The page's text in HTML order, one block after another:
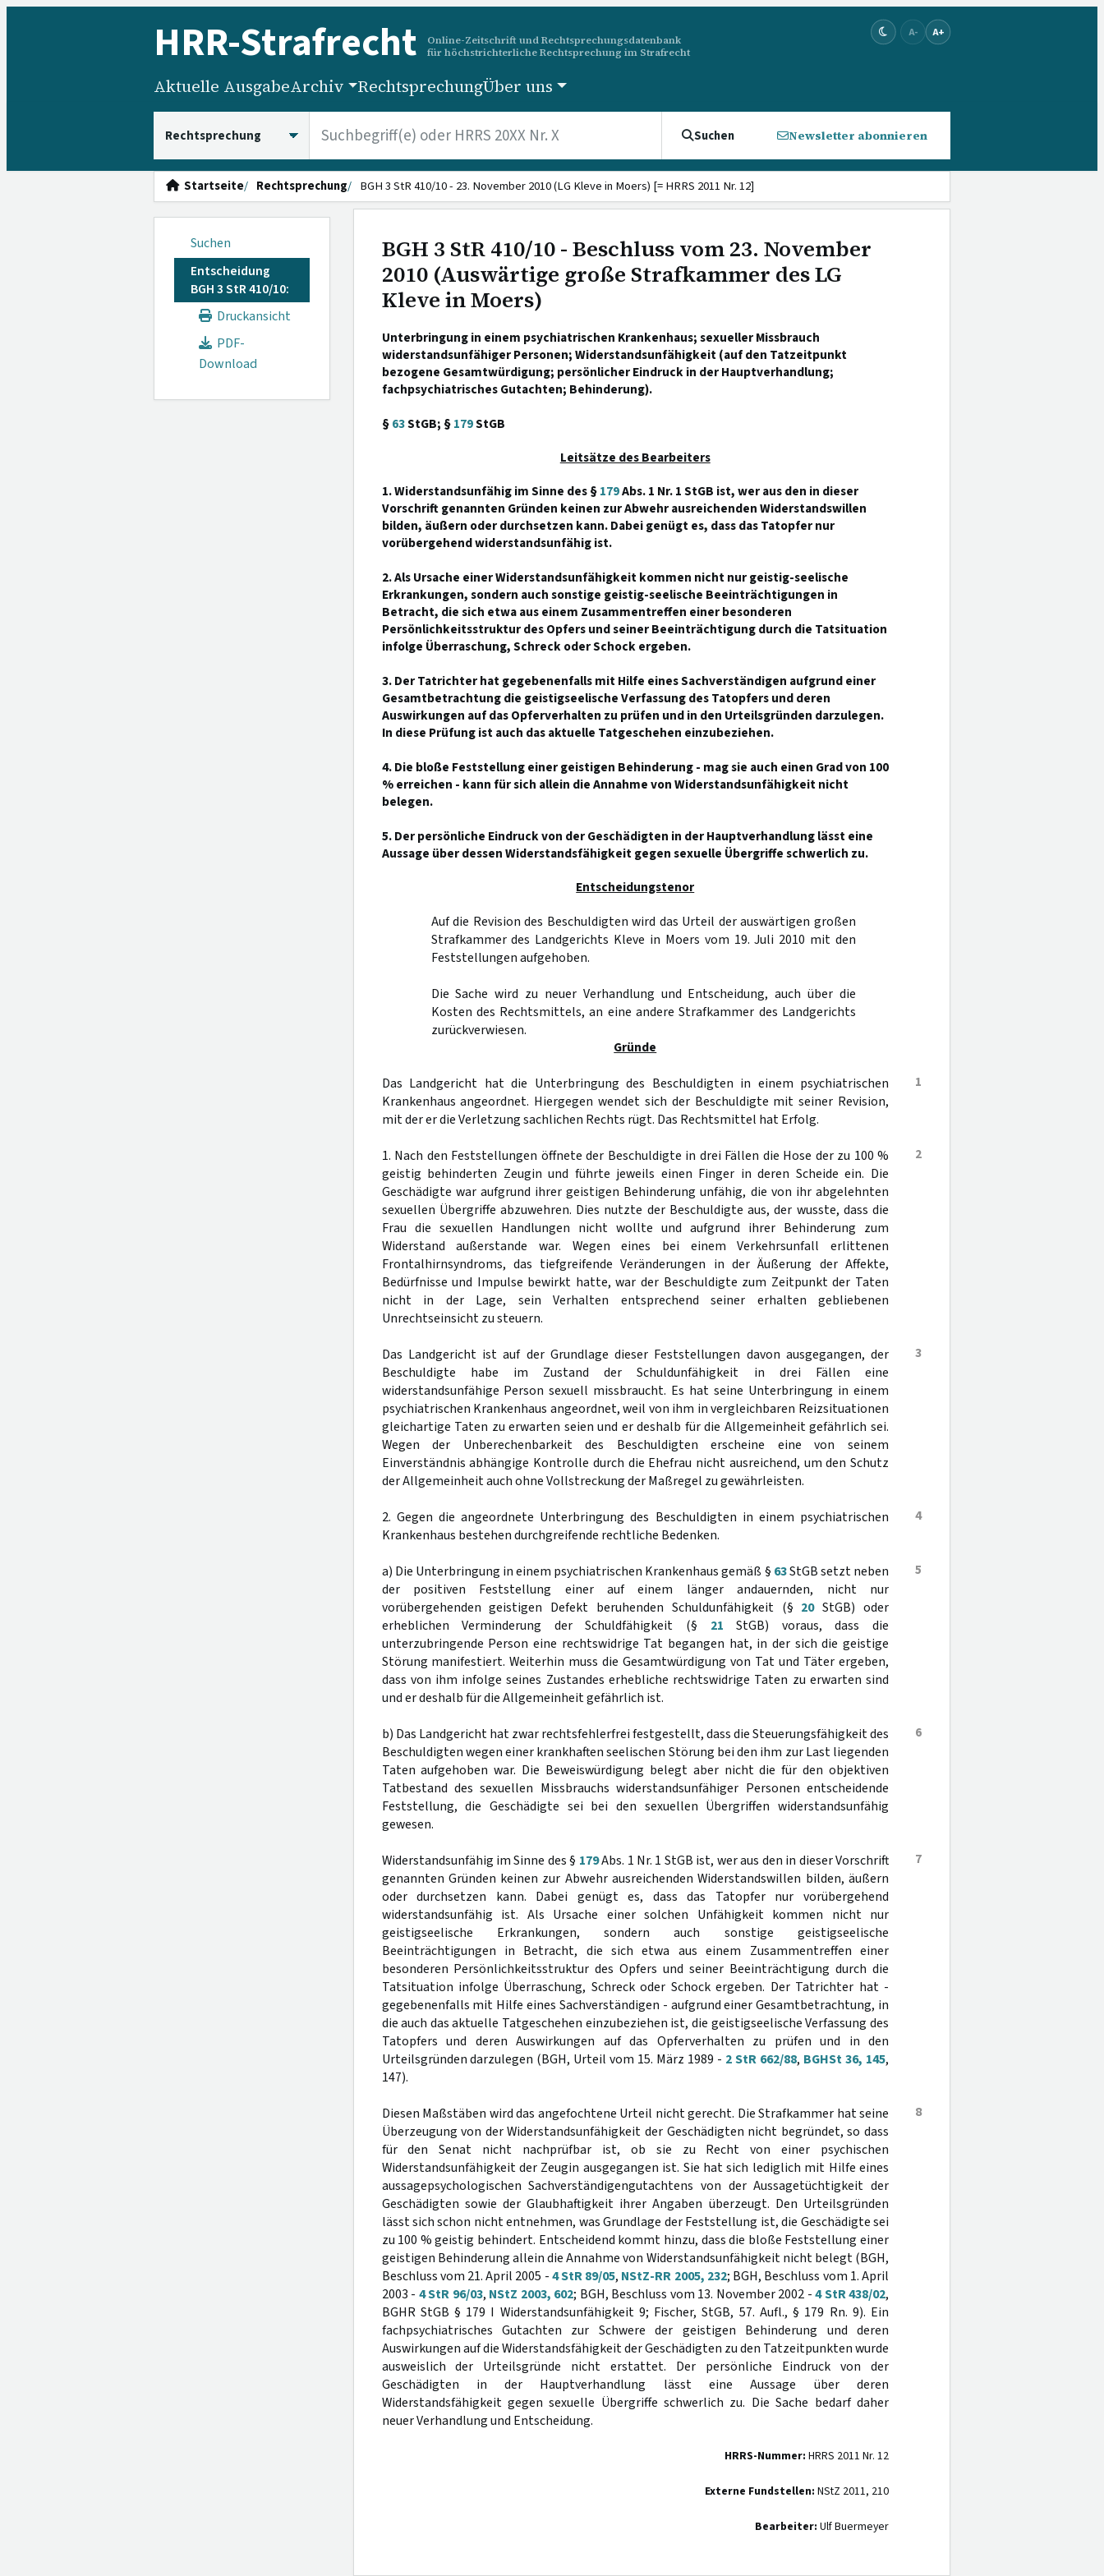
HRR-Strafrecht
Online-Zeitschrift und Rechtsprechungsdatenbank
für höchstrichterliche Rechtsprechung im Strafrecht
A- A+
Aktuelle AusgabeArchiv RechtsprechungÜber uns
Suchen Newsletter abonnieren
Startseite Rechtsprechung BGH 3 StR 410/10 - 23. November 2010 (LG Kleve in Moers) [= HRRS 2011 Nr. 12]
Suchen
Entscheidung
BGH 3 StR 410/10:
Druckansicht
PDF-
Download
BGH 3 StR 410/10 - Beschluss vom 23. November
2010 (Auswärtige große Strafkammer des LG
Kleve in Moers)
Unterbringung in einem psychiatrischen Krankenhaus; sexueller Missbrauch
widerstandsunfähiger Personen; Widerstandsunfähigkeit (auf den Tatzeitpunkt
bezogene Gesamtwürdigung; persönlicher Eindruck in der Hauptverhandlung;
fachpsychiatrisches Gutachten; Behinderung).
§63StGB; §179StGB
Leitsätze des Bearbeiters
1. Widerstandsunfähig im Sinne des §179Abs. 1 Nr. 1 StGB ist, wer aus den in dieser
Vorschrift genannten Gründen keinen zur Abwehr ausreichenden Widerstandswillen
bilden, äußern oder durchsetzen kann. Dabei genügt es, dass das Tatopfer nur
vorübergehend widerstandsunfähig ist.
2. Als Ursache einer Widerstandsunfähigkeit kommen nicht nur geistig-seelische
Erkrankungen, sondern auch sonstige geistig-seelische Beeinträchtigungen in
Betracht, die sich etwa aus einem Zusammentreffen einer besonderen
Persönlichkeitsstruktur des Opfers und seiner Beeinträchtigung durch die Tatsituation
infolge Überraschung, Schreck oder Schock ergeben.
3. Der Tatrichter hat gegebenenfalls mit Hilfe eines Sachverständigen aufgrund einer
Gesamtbetrachtung die geistigseelische Verfassung des Tatopfers und deren
Auswirkungen auf das Opferverhalten zu prüfen und in den Urteilsgründen darzulegen.
In diese Prüfung ist auch das aktuelle Tatgeschehen einzubeziehen.
4. Die bloße Feststellung einer geistigen Behinderung - mag sie auch einen Grad von 100
% erreichen - kann für sich allein die Annahme von Widerstandsunfähigkeit nicht
belegen.
5. Der persönliche Eindruck von der Geschädigten in der Hauptverhandlung lässt eine
Aussage über dessen Widerstandsfähigkeit gegen sexuelle Übergriffe schwerlich zu.
Entscheidungstenor
Auf die Revision des Beschuldigten wird das Urteil der auswärtigen großen
Strafkammer des Landgerichts Kleve in Moers vom 19. Juli 2010 mit den
Feststellungen aufgehoben.
Die Sache wird zu neuer Verhandlung und Entscheidung, auch über die
Kosten des Rechtsmittels, an eine andere Strafkammer des Landgerichts
zurückverwiesen.
Gründe
1
Das Landgericht hat die Unterbringung des Beschuldigten in einem psychiatrischen
Krankenhaus angeordnet. Hiergegen wendet sich der Beschuldigte mit seiner Revision,
mit der er die Verletzung sachlichen Rechts rügt. Das Rechtsmittel hat Erfolg.
2
1. Nach den Feststellungen öffnete der Beschuldigte in drei Fällen die Hose der zu 100 %
geistig behinderten Zeugin und führte jeweils einen Finger in deren Scheide ein. Die
Geschädigte war aufgrund ihrer geistigen Behinderung unfähig, die von ihr abgelehnten
sexuellen Übergriffe abzuwehren. Dies nutzte der Beschuldigte aus, der wusste, dass die
Frau die sexuellen Handlungen nicht wollte und aufgrund ihrer Behinderung zum
Widerstand außerstande war. Wegen eines bei einem Verkehrsunfall erlittenen
Frontalhirnsyndroms, das tiefgreifende Veränderungen in der Äußerung der Affekte,
Bedürfnisse und Impulse bewirkt hatte, war der Beschuldigte zum Zeitpunkt der Taten
nicht in der Lage, sein Verhalten entsprechend seiner erhalten gebliebenen
Unrechtseinsicht zu steuern.
3
Das Landgericht ist auf der Grundlage dieser Feststellungen davon ausgegangen, der
Beschuldigte habe im Zustand der Schuldunfähigkeit in drei Fällen eine
widerstandsunfähige Person sexuell missbraucht. Es hat seine Unterbringung in einem
psychiatrischen Krankenhaus angeordnet, weil von ihm in vergleichbaren Reizsituationen
gleichartige Taten zu erwarten seien und er deshalb für die Allgemeinheit gefährlich sei.
Wegen der Unberechenbarkeit des Beschuldigten erscheine eine von seinem
Einverständnis abhängige Kontrolle durch die Ehefrau nicht ausreichend, um den Schutz
der Allgemeinheit auch ohne Vollstreckung der Maßregel zu gewährleisten.
4
2. Gegen die angeordnete Unterbringung des Beschuldigten in einem psychiatrischen
Krankenhaus bestehen durchgreifende rechtliche Bedenken.
5
a) Die Unterbringung in einem psychiatrischen Krankenhaus gemäß § 63StGB setzt neben
der positiven Feststellung einer auf einem länger andauernden, nicht nur
vorübergehenden geistigen Defekt beruhenden Schuldunfähigkeit (§ 20StGB) oder
erheblichen Verminderung der Schuldfähigkeit (§ 21 StGB) voraus, dass die
unterzubringende Person eine rechtswidrige Tat begangen hat, in der sich die geistige
Störung manifestiert. Weiterhin muss die Gesamtwürdigung von Tat und Täter ergeben,
dass von ihm infolge seines Zustandes erhebliche rechtswidrige Taten zu erwarten sind
und er deshalb für die Allgemeinheit gefährlich ist.
6
b) Das Landgericht hat zwar rechtsfehlerfrei festgestellt, dass die Steuerungsfähigkeit des
Beschuldigten wegen einer krankhaften seelischen Störung bei den ihm zur Last liegenden
Taten aufgehoben war. Die Beweiswürdigung belegt aber nicht die für den objektiven
Tatbestand des sexuellen Missbrauchs widerstandsunfähiger Personen entscheidende
Feststellung, die Geschädigte sei bei den sexuellen Übergriffen widerstandsunfähig
gewesen.
7
Widerstandsunfähig im Sinne des § 179Abs. 1 Nr. 1 StGB ist, wer aus den in dieser Vorschrift
genannten Gründen keinen zur Abwehr ausreichenden Widerstandswillen bilden, äußern
oder durchsetzen kann. Dabei genügt es, dass das Tatopfer nur vorübergehend
widerstandsunfähig ist. Als Ursache einer solchen Unfähigkeit kommen nicht nur
geistigseelische Erkrankungen, sondern auch sonstige geistigseelische
Beeinträchtigungen in Betracht, die sich etwa aus einem Zusammentreffen einer
besonderen Persönlichkeitsstruktur des Opfers und seiner Beeinträchtigung durch die
Tatsituation infolge Überraschung, Schreck oder Schock ergeben. Der Tatrichter hat -
gegebenenfalls mit Hilfe eines Sachverständigen - aufgrund einer Gesamtbetrachtung, in
die auch das aktuelle Tatgeschehen einzubeziehen ist, die geistigseelische Verfassung des
Tatopfers und deren Auswirkungen auf das Opferverhalten zu prüfen und in den
Urteilsgründen darzulegen (BGH, Urteil vom 15. März 1989 - 2 StR 662/88, BGHSt 36, 145,
147).
8
Diesen Maßstäben wird das angefochtene Urteil nicht gerecht. Die Strafkammer hat seine
Überzeugung von der Widerstandsunfähigkeit der Geschädigten nicht begründet, so dass
für den Senat nicht nachprüfbar ist, ob sie zu Recht von einer psychischen
Widerstandsunfähigkeit der Zeugin ausgegangen ist. Sie hat sich lediglich mit Hilfe eines
aussagepsychologischen Sachverständigengutachtens von der Aussagetüchtigkeit der
Geschädigten sowie der Glaubhaftigkeit ihrer Angaben überzeugt. Den Urteilsgründen
lässt sich schon nicht entnehmen, was Grundlage der Feststellung ist, die Geschädigte sei
zu 100 % geistig behindert. Entscheidend kommt hinzu, dass die bloße Feststellung einer
geistigen Behinderung allein die Annahme von Widerstandsunfähigkeit nicht belegt (BGH,
Beschluss vom 21. April 2005 -4 StR 89/05, NStZ-RR 2005, 232; BGH, Beschluss vom 1. April
2003 - 4 StR 96/03, NStZ 2003, 602; BGH, Beschluss vom 13. November 2002 -4 StR 438/02,
BGHR StGB § 179 I Widerstandsunfähigkeit 9; Fischer, StGB, 57. Aufl., § 179 Rn. 9). Ein
fachpsychiatrisches Gutachten zur Schwere der geistigen Behinderung und deren
Auswirkungen auf die Widerstandsfähigkeit der Geschädigten zu den Tatzeitpunkten wurde
ausweislich der Urteilsgründe nicht erstattet. Der persönliche Eindruck von der
Geschädigten in der Hauptverhandlung lässt eine Aussage über deren
Widerstandsfähigkeit gegen sexuelle Übergriffe schwerlich zu. Die Sache bedarf daher
neuer Verhandlung und Entscheidung.
HRRS-Nummer: HRRS 2011 Nr. 12
Externe Fundstellen: NStZ 2011, 210
Bearbeiter: Ulf Buermeyer